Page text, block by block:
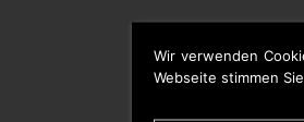
Wir verwenden
Webseite stimmen